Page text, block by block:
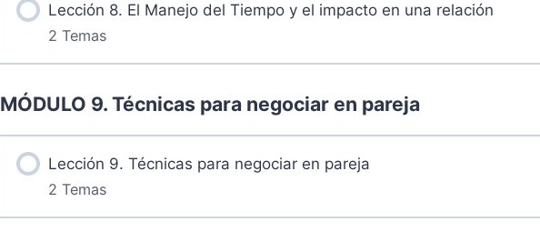
7.2 Grabación martes 17 de septiembre de 2024
Lección 8. El Manejo del Tiempo y el impacto en una relación
2 Temas
Más contenidos...
8.2 Grabación martes 24 de septiembre de 2024
MÓDULO 9. Técnicas para negociar en pareja
Lección 9. Técnicas para negociar en pareja
2 Temas